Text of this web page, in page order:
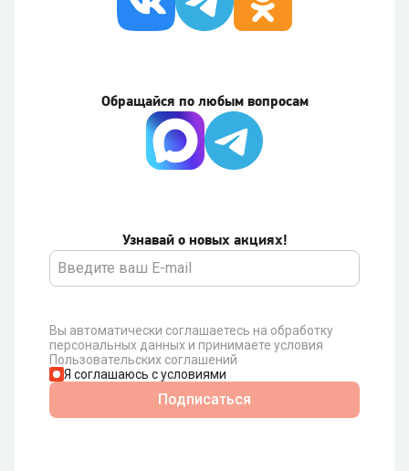
Узнавай о новых акциях!
Вы автоматически соглашаетесь на обработку
персональных данных и принимаете условия
Пользовательских соглашений
Я соглашаюсь с условиями
Подписаться
Обращайся по любым вопросам